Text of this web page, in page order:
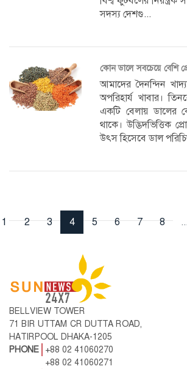
সদস্য দেশগু...
কোন ডালে সবচেয়ে বেশি
আমাদের দৈনন্দিন
অপরিহার্য খাবার।
একটি বেলায়
থাকে। উদ্ভিদভিত্তিক
উৎস হিসেবে ডাল
1 2 3 4 5 6 7 8 ...
BELLVIEW TOWER
71 BIR UTTAM CR DUTTA ROAD,
HATIRPOOL DHAKA-1205
PHONE
+88 02 41060270
+88 02 41060271